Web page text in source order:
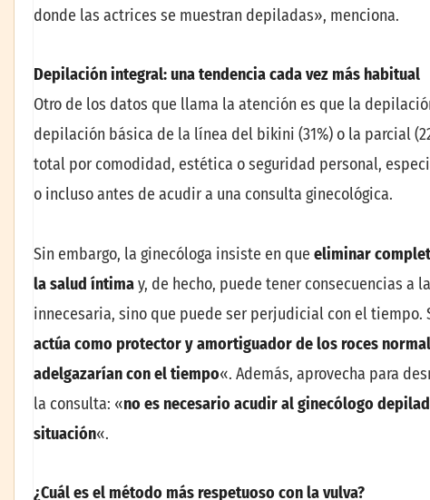
donde las actrices se muestran depiladas», menciona.
Depilación integral: una tendencia cada vez más habitual
Otro de los datos que llama la atención es que la
depilación básica de la línea del bikini (31%) o la parcial
total por comodidad, estética o seguridad personal,
o incluso antes de acudir a una consulta ginecológica.
Sin embargo, la ginecóloga insiste en que eliminar
la salud íntimay, de hecho, puede tener consecuencias a
innecesaria, sino que puede ser perjudicial con el tiempo.
actúa como protector y amortiguador de los roces
adelgazarían con el tiempo«. Además, aprovecha para
la consulta: «no es necesario acudir al ginecólogo
situación«.
¿Cuál es el método más respetuoso con la vulva?